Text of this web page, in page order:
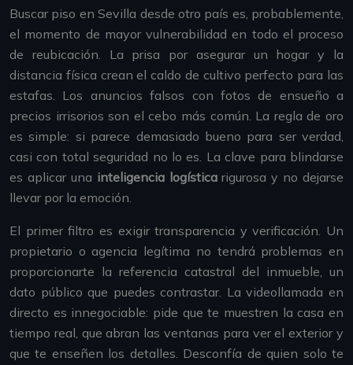
Buscar piso en Sevilla desde otro país es, probablemente,
el momento de mayor vulnerabilidad en todo el proceso
de reubicación. La prisa por asegurar un hogar y la
distancia física crean el caldo de cultivo perfecto para las
estafas. Los anuncios falsos con fotos de ensueño a
precios irrisorios son el cebo más común. La regla de oro
es simple: si parece demasiado bueno para ser verdad,
casi con total seguridad no lo es. La clave para blindarse
es aplicar una inteligencia logísticarigurosa y no dejarse
llevar por la emoción.
El primer filtro es exigir transparencia y verificación. Un
propietario o agencia legítima no tendrá problemas en
proporcionarte la referencia catastral del inmueble, un
dato público que puedes contrastar. La videollamada en
directo es innegociable: pide que te muestren la casa en
tiempo real, que abran las ventanas para ver el exterior y
que te enseñen los detalles. Desconfía de quien solo te